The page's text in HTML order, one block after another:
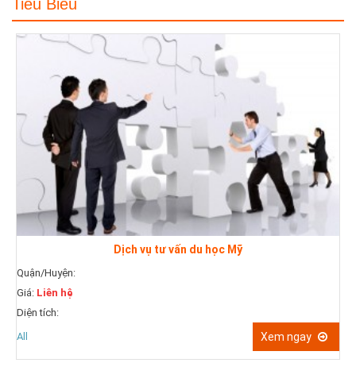
Tiêu Biểu
Dịch vụ tư vấn du học Mỹ
hệ
Xem ngay
Diện tích:
All